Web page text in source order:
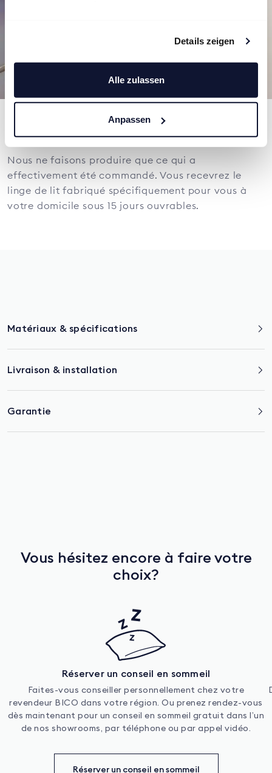
Details zeigen
Alle zulassen
Anpassen
Fabrication à la demande
Nous ne faisons produire que ce qui a
effectivement été commandé. Vous recevrez le
linge de lit fabriqué spécifiquement pour vous à
votre domicile sous 15 jours ouvrables.
Matériaux & spécifications
Livraison & installation
Garantie
Vous hésitez encore à faire votre
choix?
Réserver un conseil en sommeil
Faites-vous conseiller personnellement chez votre
revendeur BICO dans votre région. Ou prenez rendez-vous
dès maintenant pour un conseil en sommeil gratuit dans l’un
de nos showrooms, par téléphone ou par appel vidéo.
Réserver un conseil en sommeil